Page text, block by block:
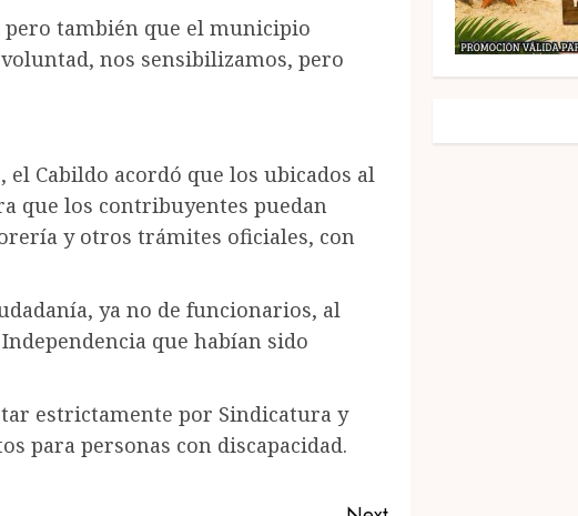
pero también que el municipio
nos sensibilizamos, pero
Cabildo acordó que los ubicados al
que los contribuyentes puedan
y otros trámites oficiales, con
ya no de funcionarios, al
que habían sido
estrictamente por Sindicatura y
para personas con discapacidad.